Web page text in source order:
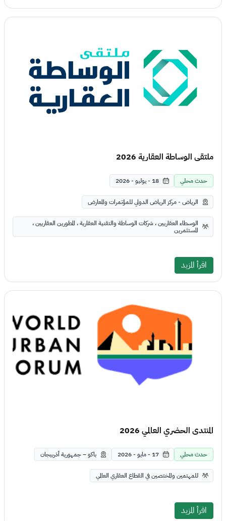
ملتقى الوساطة العقارية 2026
حدث محلي 18 - يوليو - 2026
الرياض - مركز الرياض الدولي للمؤتمرات والمعارض
الوسطاء العقاريين ، شركات الوساطة والتقنية العقارية ، المطورين العقاريين ،
المستثمرين
اقرأ المزيد
المنتدى الحضري العالمي 2026
حدث محلي 17 - مايو - 2026 باكو – جمهورية أذربيجان
للمهتمين والمختصين في القطاع العقاري العالمي
اقرأ المزيد